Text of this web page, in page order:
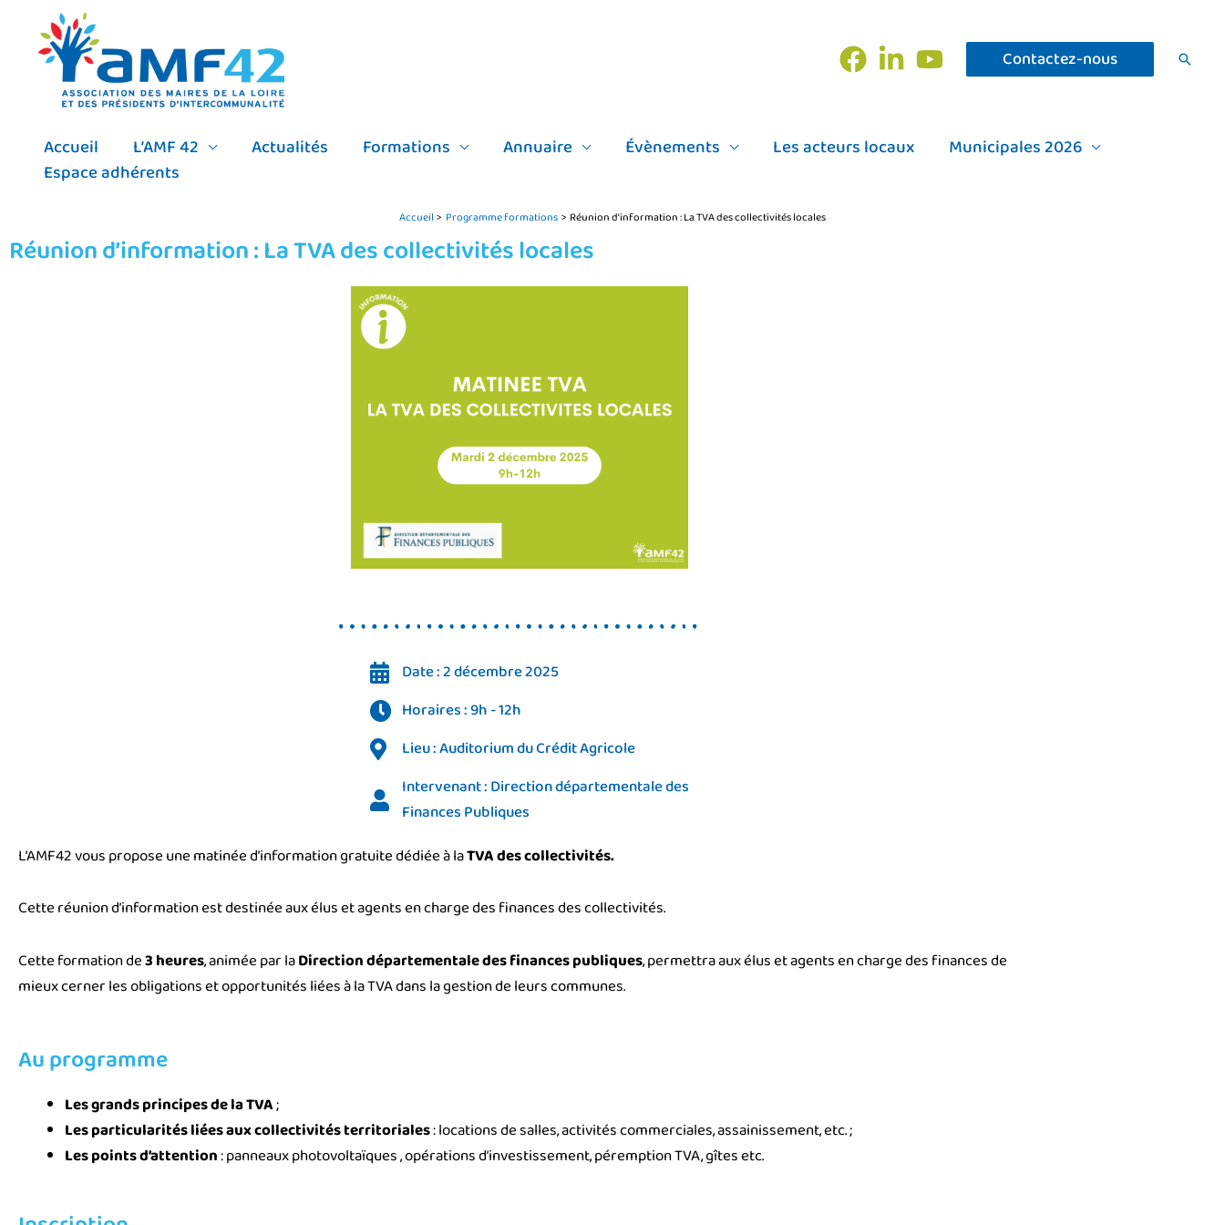
contenu
Contactez-nous
Accueil L’AMF 42 Actualités Formations Annuaire Évènements Les acteurs locaux
Municipales 2026
Espace adhérents
Accueil Programme formations Réunion d’information : La TVA des collectivités locales
Réunion d’information : La TVA des collectivités locales
Date : 2 décembre 2025
Horaires : 9h - 12h
Lieu : Auditorium du Crédit Agricole
Intervenant : Direction départementale des
Finances Publiques
L’AMF42 vous propose une matinée d’information gratuite dédiée à laTVA des collectivités.
Cette réunion d’information est destinée aux élus et agents en charge des finances des collectivités.
Cette formation de3 heures, animée par laDirection départementale des finances publiques, permettra aux élus et agents en charge des finances de
mieux cerner les obligations et opportunités liées à la TVA dans la gestion de leurs communes.
Au programme
Les grands principes de la TVA;
Les particularités liées aux collectivités territoriales: locations de salles, activités commerciales, assainissement, etc. ;
Les points d’attention: panneaux photovoltaïques , opérations d’investissement, péremption TVA, gîtes etc.